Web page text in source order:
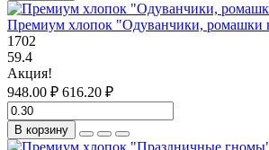
Премиум хлопок "Одуванчики, ромашки
1702
59.4
Акция!
948.00 ₽ 616.20 ₽
В корзину